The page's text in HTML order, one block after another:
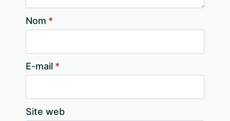
Nom *
E-mail *
Site web